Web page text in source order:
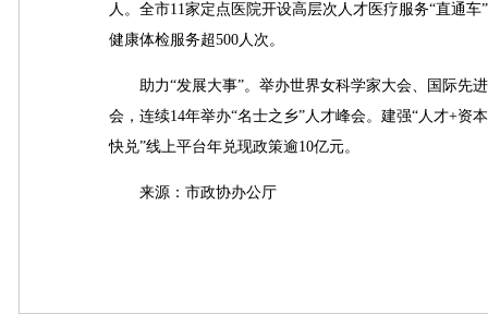
人。全市11家定点医院开设高层次人才医疗服务“直通
健康体检服务超500人次。
助力“发展大事”。举办世界女科学家大会、国际先进
会，连续14年举办“名士之乡”人才峰会。建强“人才+资
快兑”线上平台年兑现政策逾10亿元。
来源：市政协办公厅